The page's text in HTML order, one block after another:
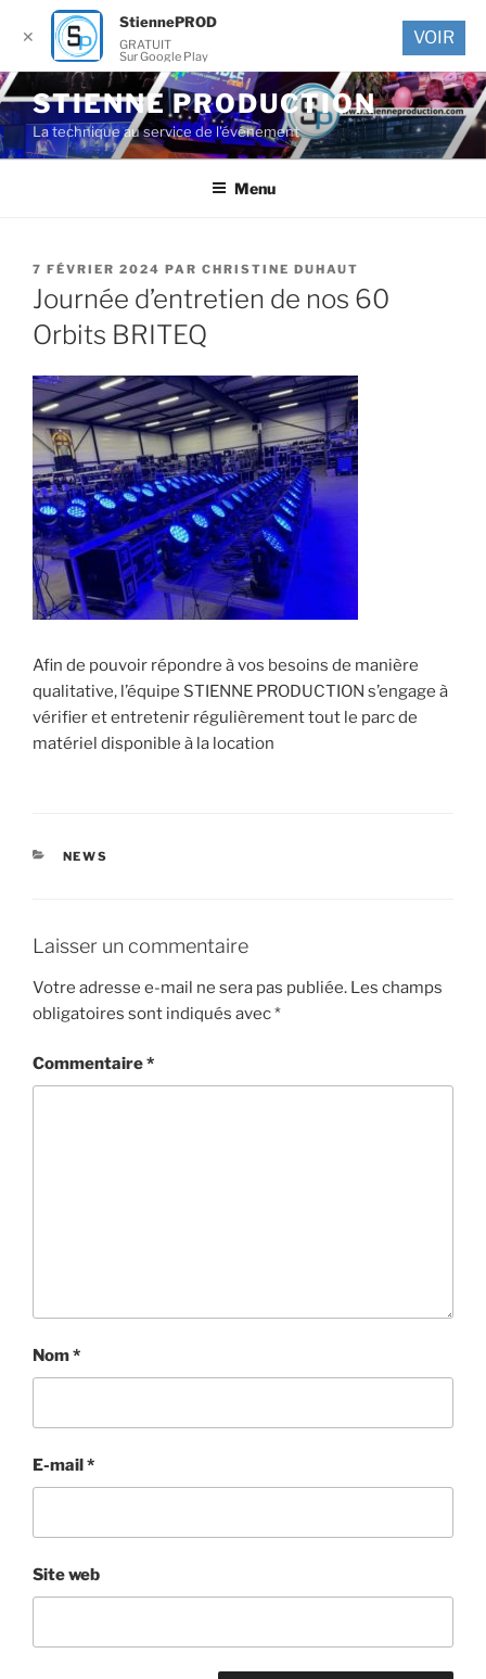
Aller
au
contenu
principal
STIENNE PRODUCTION
La technique au service de l'événement
Menu
PUBLIÉ
LE
7 FÉVRIER 2024 PAR CHRISTINE DUHAUT
Journée d’entretien de nos 60
Orbits BRITEQ
Afin de pouvoir répondre à vos besoins de manière
qualitative, l’équipe STIENNE PRODUCTION s’engage à
vérifier et entretenir régulièrement tout le parc de
matériel disponible à la location
CATÉGORIES
NEWS
Laisser un commentaire
Votre adresse e-mail ne sera pas publiée. Les champs
obligatoires sont indiqués avec*
Commentaire*
Nom*
E-mail*
Site web
✕
StiennePROD
GRATUIT
Sur Google Play
VOIR